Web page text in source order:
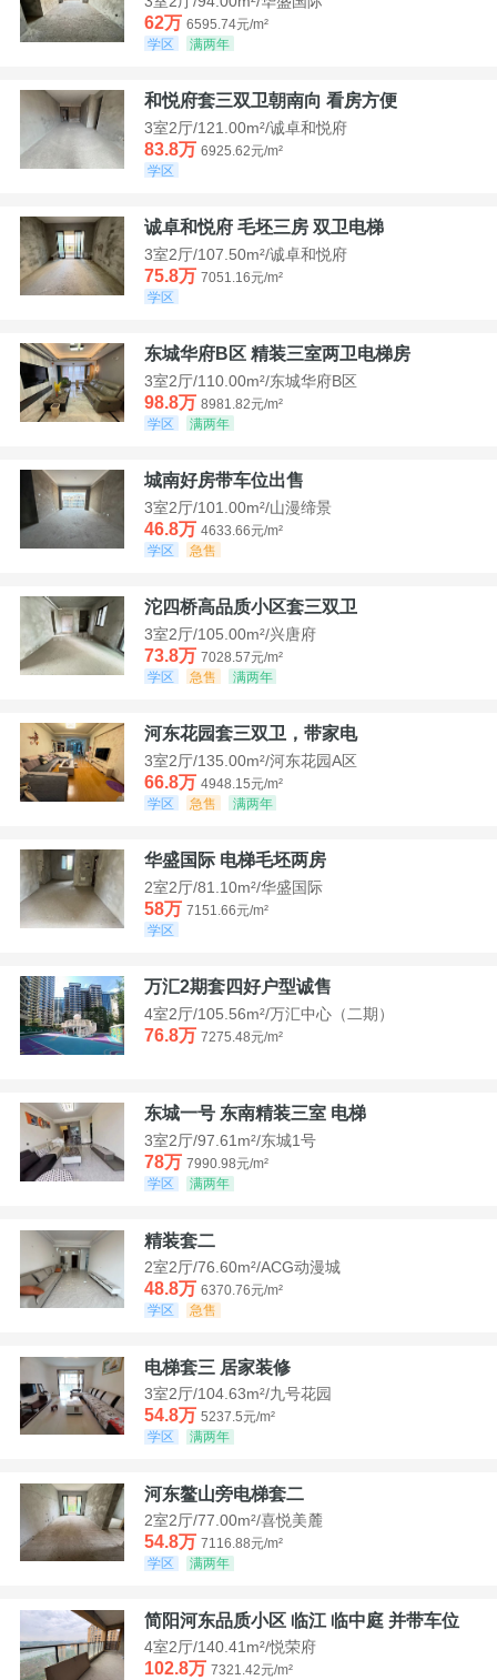
62万 6595.74元/m²
学区
满两年
和悦府套三双卫朝南向 看房方便
3室2厅/121.00m²/诚卓和悦府
83.8万 6925.62元/m²
学区
诚卓和悦府 毛坯三房 双卫电梯
3室2厅/107.50m²/诚卓和悦府
75.8万 7051.16元/m²
学区
东城华府B区 精装三室两卫电梯房
3室2厅/110.00m²/东城华府B区
98.8万 8981.82元/m²
学区
满两年
城南好房带车位出售
3室2厅/101.00m²/山漫缔景
46.8万 4633.66元/m²
学区
急售
沱四桥高品质小区套三双卫
3室2厅/105.00m²/兴唐府
73.8万 7028.57元/m²
学区
急售 满两年
河东花园套三双卫，带家电
3室2厅/135.00m²/河东花园A区
66.8万 4948.15元/m²
学区
急售 满两年
华盛国际 电梯毛坯两房
2室2厅/81.10m²/华盛国际
58万 7151.66元/m²
学区
万汇2期套四好户型诚售
4室2厅/105.56m²/万汇中心（二期）
76.8万 7275.48元/m²
东城一号 东南精装三室 电梯
3室2厅/97.61m²/东城1号
78万 7990.98元/m²
学区
满两年
精装套二
2室2厅/76.60m²/ACG动漫城
48.8万 6370.76元/m²
学区
急售
电梯套三 居家装修
3室2厅/104.63m²/九号花园
54.8万 5237.5元/m²
学区
满两年
河东鳌山旁电梯套二
2室2厅/77.00m²/喜悦美麓
54.8万 7116.88元/m²
学区
满两年
简阳河东品质小区 临江 临中庭 并带车位
4室2厅/140.41m²/悦荣府
102.8万 7321.42元/m²